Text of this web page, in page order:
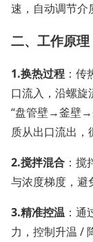
速，自动调节介
二、工作原理
1.换热过程 ：
口流入，沿螺旋
“盘管壁→釜壁→
质从出口流出，
2.搅拌混合 ：
与浓度梯度，避
3.精准控温 ：
力，控制升温 /